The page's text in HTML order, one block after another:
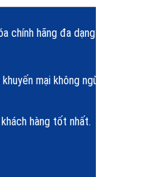
chính hãng đa dạng
mại không ngừng.
hàng tốt nhất.